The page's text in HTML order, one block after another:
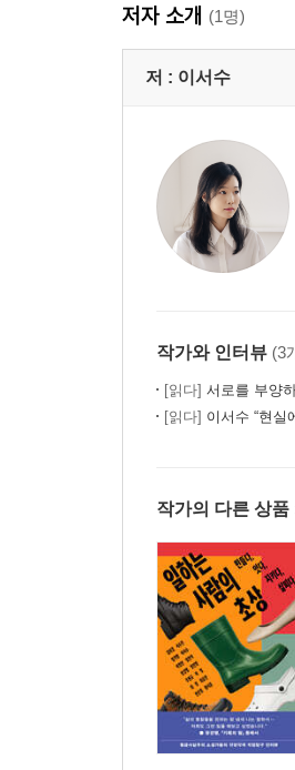
저자 소개 (1명)
저 : 이서수
작가와 인터뷰 (3
[읽다] 서로를 부양
[읽다] 이서수 “현실
작가의 다른 상품